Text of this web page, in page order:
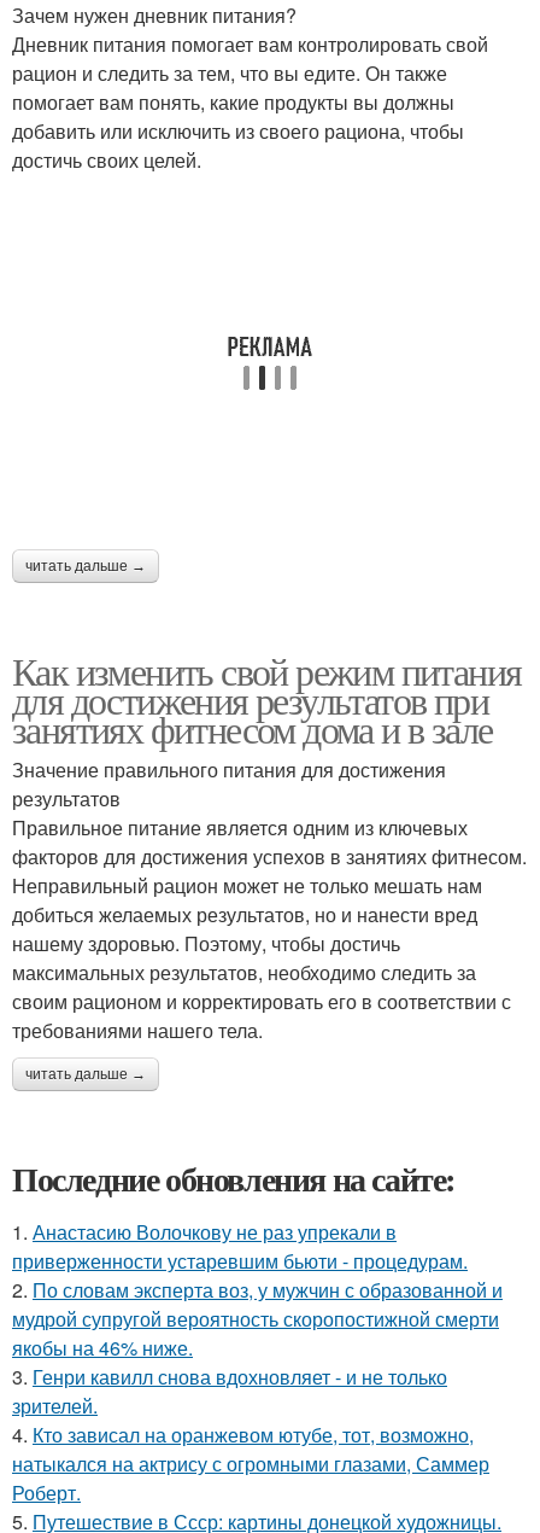
Зачем нужен дневник питания?
Дневник питания помогает вам контролировать свой
рацион и следить за тем, что вы едите. Он также
помогает вам понять, какие продукты вы должны
добавить или исключить из своего рациона, чтобы
достичь своих целей.
читать дальше →
Как изменить свой режим питания
для достижения результатов при
занятиях фитнесом дома и в зале
Значение правильного питания для достижения
результатов
Правильное питание является одним из ключевых
факторов для достижения успехов в занятиях фитнесом.
Неправильный рацион может не только мешать нам
добиться желаемых результатов, но и нанести вред
нашему здоровью. Поэтому, чтобы достичь
максимальных результатов, необходимо следить за
своим рационом и корректировать его в соответствии с
требованиями нашего тела.
читать дальше →
Последние обновления на сайте:
1. Анастасию Волочкову не раз упрекали в
приверженности устаревшим бьюти - процедурам.
2. По словам эксперта воз, у мужчин с образованной и
мудрой супругой вероятность скоропостижной смерти
якобы на 46% ниже.
3. Генри кавилл снова вдохновляет - и не только
зрителей.
4. Кто зависал на оранжевом ютубе, тот, возможно,
натыкался на актрису с огромными глазами, Саммер
Роберт.
5. Путешествие в Ссср: картины донецкой художницы.